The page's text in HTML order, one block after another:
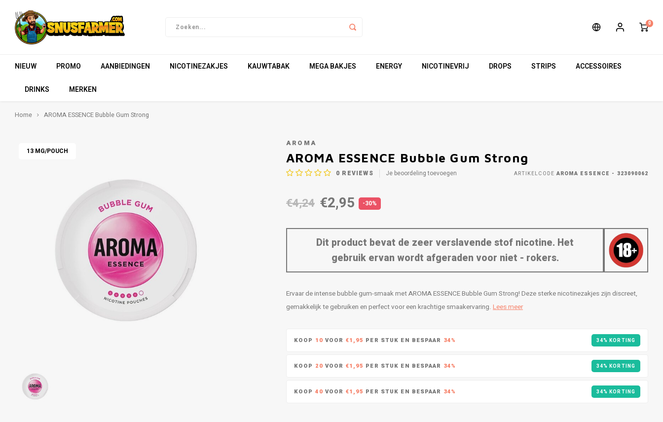
0
NIEUW PROMO AANBIEDINGEN NICOTINEZAKJES KAUWTABAK MEGA BAKJES ENERGY NICOTINEVRIJ DROPS STRIPS ACCESSOIRES
DRINKS MERKEN
Home AROMA ESSENCE Bubble Gum Strong
13 MG/POUCH
AROMA
AROMA ESSENCE Bubble Gum Strong
0 REVIEWS Je beoordeling toevoegen ARTIKELCODE AROMA ESSENCE - 323090062
€4,24 €2,95 -30%
Dit product bevat de zeer verslavende stof nicotine. Het
gebruik ervan wordt afgeraden voor niet - rokers.
Ervaar de intense bubble gum-smaak met AROMA ESSENCE Bubble Gum Strong! Deze sterke nicotinezakjes zijn discreet,
gemakkelijk te gebruiken en perfect voor een krachtige smaakervaring. Lees meer
KOOP 10 VOOR €1,95 PER STUK EN BESPAAR 34% 34% KORTING
KOOP 20 VOOR €1,95 PER STUK EN BESPAAR 34% 34% KORTING
KOOP 40 VOOR €1,95 PER STUK EN BESPAAR 34% 34% KORTING